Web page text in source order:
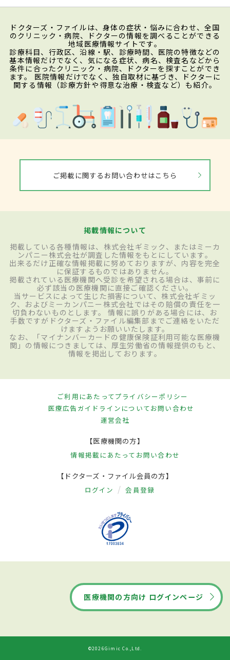
ドクターズ・ファイルは、身体の症状・悩みに合わせ、全国
のクリニック・病院、ドクターの情報を調べることができる
地域医療情報サイトです。
診療科目、行政区、沿線・駅、診療時間、医院の特徴などの
基本情報だけでなく、気になる症状、病名、検査名などから
条件に合ったクリニック・病院、ドクターを探すことができ
ます。 医院情報だけでなく、独自取材に基づき、ドクターに
関する情報（診療方針や得意な治療・検査など）も紹介。
ご掲載に関するお問い合わせはこちら
掲載情報について
掲載している各種情報は、株式会社ギミック、またはミーカ
ンパニー株式会社が調査した情報をもとにしています。
出来るだけ正確な情報掲載に努めておりますが、内容を完全
に保証するものではありません。
掲載されている医療機関へ受診を希望される場合は、事前に
必ず該当の医療機関に直接ご確認ください。
当サービスによって生じた損害について、株式会社ギミッ
ク、およびミーカンパニー株式会社ではその賠償の責任を一
切負わないものとします。 情報に誤りがある場合には、お
手数ですがドクターズ・ファイル編集部までご連絡をいただ
けますようお願いいたします。
なお、「マイナンバーカードの健康保険証利用可能な医療機
関」の情報につきましては、厚生労働省の情報提供のもと、
情報を掲出しております。
ご利用にあたってプライバシーポリシー
医療広告ガイドラインについてお問い合わせ
運営会社
【医療機関の方】
情報掲載にあたって お問い合わせ
【ドクターズ・ファイル会員の方】
ログイン 会員登録
医療機関の方向け ログインページ
©2026Gimic Co.,Ltd.